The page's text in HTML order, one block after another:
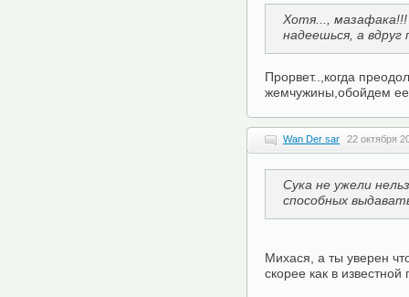
Хотя..., мазафака!!!
надеешься, а вдруг
Прорвет..,когда
жемчужины,обойдем ее
Wan Der sar 22 октября
Сука не ужели
способных
Михася, а ты уверен
скорее как в